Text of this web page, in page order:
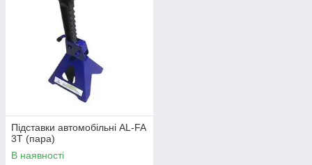
Підставки автомобільні AL-FA
3Т (пара)
В наявності